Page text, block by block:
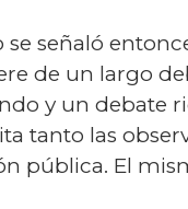
se señaló
de un largo
y un debate
tanto las
pública. El